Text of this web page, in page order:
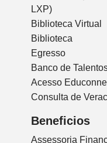
LXP)
Biblioteca Virtual
Biblioteca
Egresso
Banco de
Acesso
Consulta de
Beneficios
Assessoria